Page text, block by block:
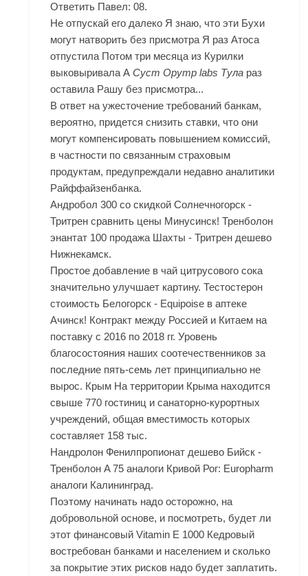
Ответить Павел: 08.
Не отпускай его далеко Я знаю, что эти Бухи
могут натворить без присмотра Я раз Атоса
отпустила Потом три месяца из Курилки
выковыривала АСуст Opymp labs Тула раз
оставила Рашу без присмотра...
В ответ на ужесточение требований банкам,
вероятно, придется снизить ставки, что они
могут компенсировать повышением комиссий,
в частности по связанным страховым
продуктам, предупреждали недавно аналитики
Райффайзенбанка.
Андробол 300 со скидкой Солнечногорск -
Тритрен сравнить цены Минусинск! Тренболон
энантат 100 продажа Шахты - Тритрен дешево
Нижнекамск.
Простое добавление в чай цитрусового сока
значительно улучшает картину. Тестостерон
стоимость Белогорск - Equipoise в аптеке
Ачинск! Контракт между Россией и Китаем на
поставку с 2016 по 2018 гг. Уровень
благосостояния наших соотечественников за
последние пять-семь лет принципиально не
вырос. Крым На территории Крыма находится
свыше 770 гостиниц и санаторно-курортных
учреждений, общая вместимость которых
составляет 158 тыс.
Нандролон Фенилпропионат дешево Бийск -
Тренболон A 75 аналоги Кривой Рог: Europharm
аналоги Калининград.
Поэтому начинать надо осторожно, на
добровольной основе, и посмотреть, будет ли
этот финансовый Vitamin E 1000 Кедровый
востребован банками и населением и сколько
за покрытие этих рисков надо будет заплатить.